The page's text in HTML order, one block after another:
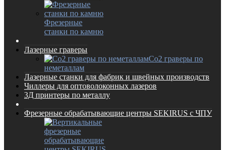
Фрезерные
станки по камню
Лазерные граверы
Co2 граверы по
неметаллам
Лазерные станки для фабрик и швейных производств
Чиллеры для оптоволоконных лазеров
3Д принтеры по металлу
Фрезерные обрабатывающие центры SEKIRUS с ЧПУ